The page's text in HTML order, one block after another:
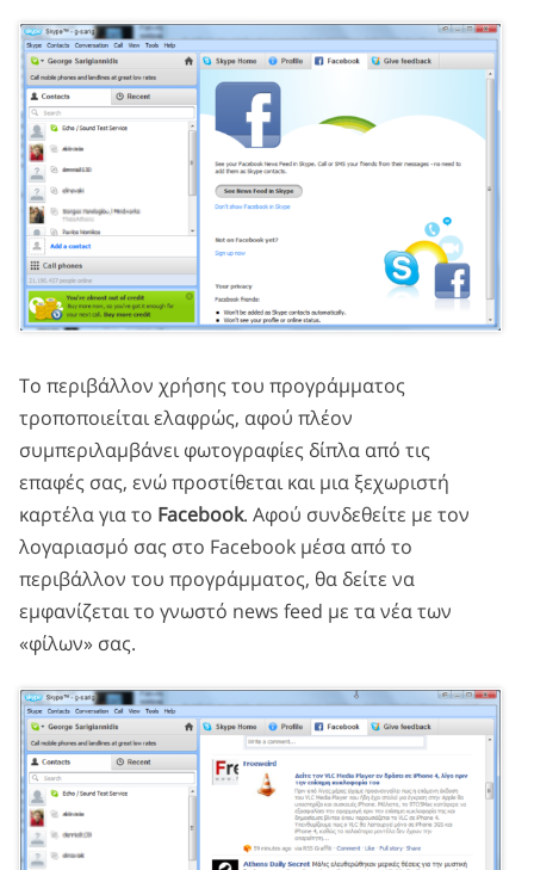
Το περιβάλλον χρήσης του προγράμματος
τροποποιείται ελαφρώς, αφού πλέον
συμπεριλαμβάνει φωτογραφίες δίπλα από τις
επαφές σας, ενώ προστίθεται και μια ξεχωριστή
καρτέλα για το Facebook. Αφού συνδεθείτε με τον
λογαριασμό σας στο Facebook μέσα από το
περιβάλλον του προγράμματος, θα δείτε να
εμφανίζεται το γνωστό news feed με τα νέα των
«φίλων» σας.